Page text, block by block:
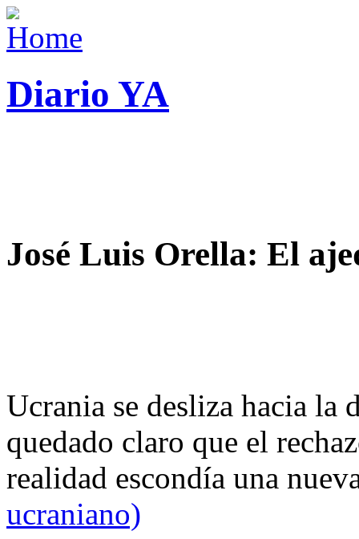
Diario YA
José Luis Orella: El
Ucrania se desliza hacia
quedado claro que el
realidad escondía una
ucraniano)